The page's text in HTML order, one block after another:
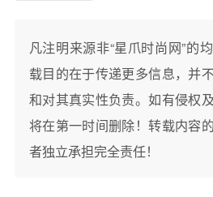
凡注明来源非“星爪时尚网”的
载目的在于传递更多信息，并
和对其真实性负责。如有侵权
将在第一时间删除！转载内容
者独立承担完全责任！